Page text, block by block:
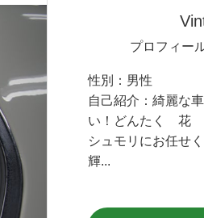
プロフィー
性別： 男性
自己紹介： 綺麗な
い！どんたく 花
シュモリにお任せ
輝...